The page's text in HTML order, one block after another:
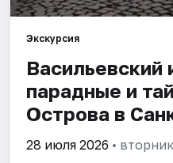
Экскурсия
Васильевский
парадные и
Острова в
28 июля 2026 • вторник